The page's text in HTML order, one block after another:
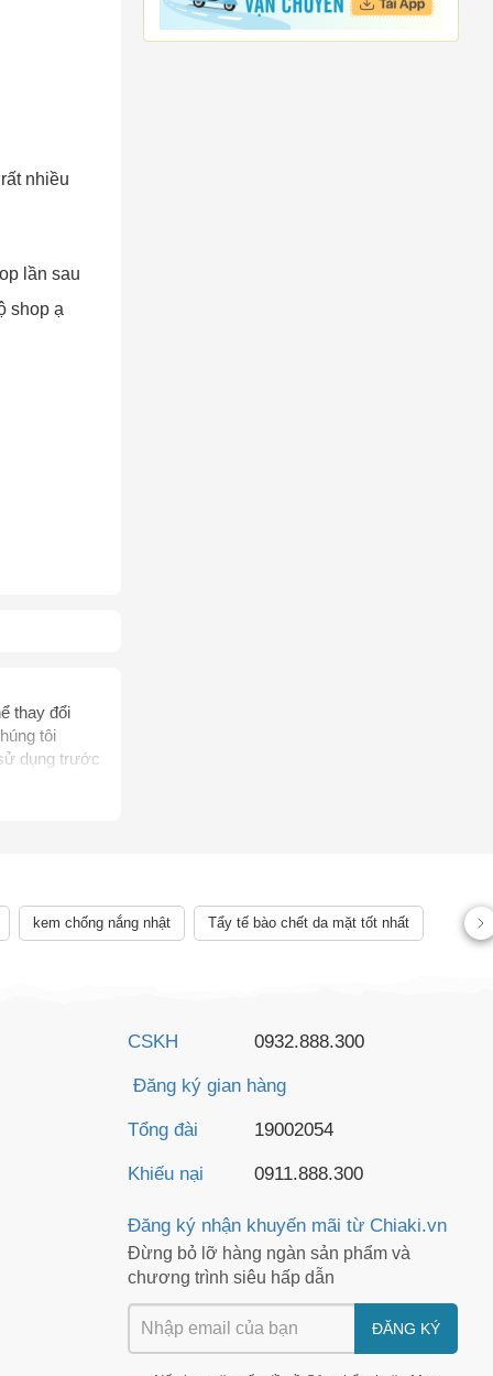
nhiều
lần sau
shop ạ
thay đổi
tôi
dụng trước
thể
về sản
kem chống nắng nhật Tẩy tế bào chết da mặt tốt nhất
CSKH 0932.888.300
Đăng ký gian hàng
Tổng đài 19002054
Khiếu nại 0911.888.300
Đăng ký nhận khuyến mãi từ Chiaki.vn
Đừng bỏ lỡ hàng ngàn sản phẩm và
chương trình siêu hấp dẫn
ĐĂNG KÝ